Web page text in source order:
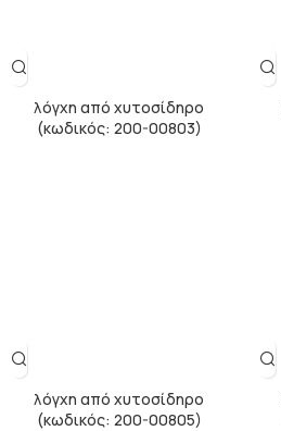
λόγχη από χυτοσίδηρο
(κωδικός: 200-00803)
λόγχη από χυτοσίδηρο
(κωδικός: 200-00805)